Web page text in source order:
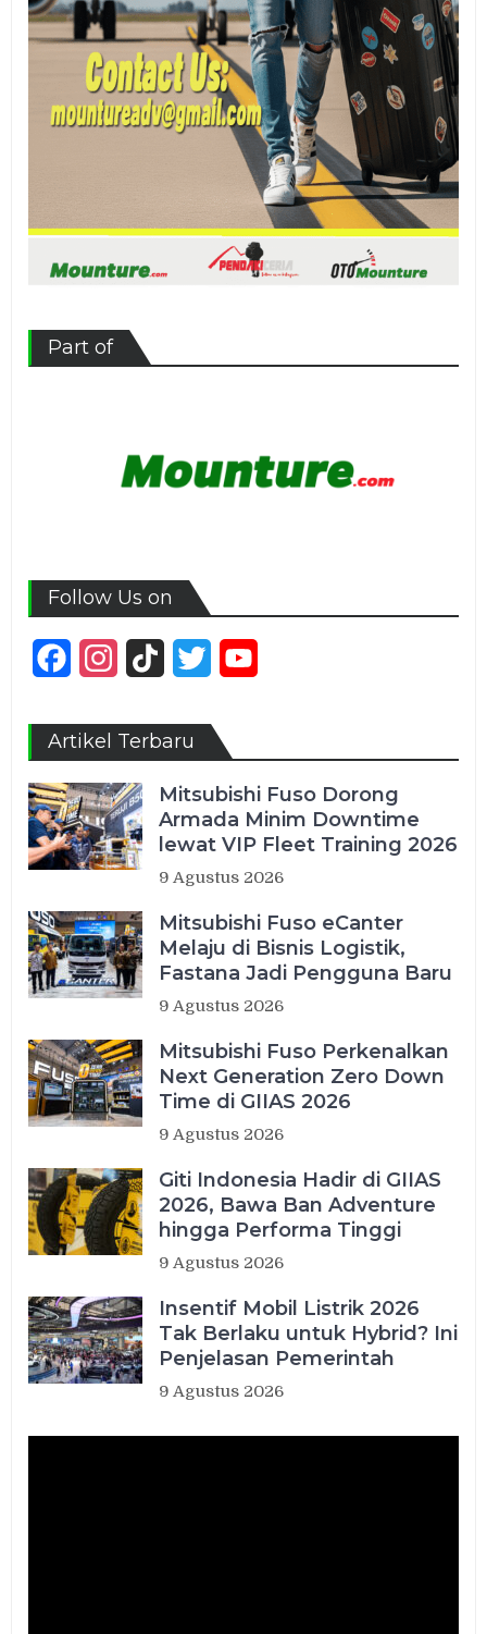
Part of
Follow Us on
FacebookInstagram
TikTok Twitter
Artikel Terbaru
Mitsubishi Fuso Dorong
Armada Minim Downtime
lewat VIP Fleet Training 2026
9 Agustus 2026
Mitsubishi Fuso eCanter
Melaju di Bisnis Logistik,
Fastana Jadi Pengguna Baru
9 Agustus 2026
Mitsubishi Fuso Perkenalkan
Next Generation Zero Down
Time di GIIAS 2026
9 Agustus 2026
Giti Indonesia Hadir di GIIAS
2026, Bawa Ban Adventure
hingga Performa Tinggi
9 Agustus 2026
Insentif Mobil Listrik 2026
Tak Berlaku untuk Hybrid? Ini
Penjelasan Pemerintah
9 Agustus 2026